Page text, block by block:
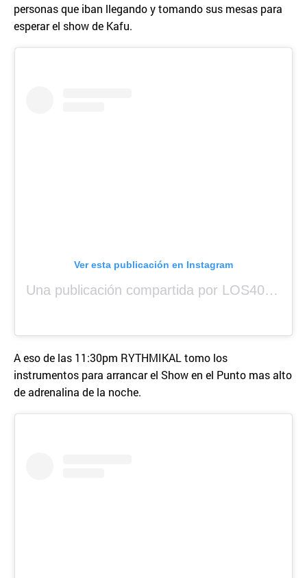
personas que iban llegando y tomando sus mesas para
esperar el show de Kafu.
Ver esta publicación en Instagram
Una publicación compartida por LOS40 Panamá (@los40panama)
A eso de las 11:30pm RYTHMIKAL tomo los
instrumentos para arrancar el Show en el Punto mas alto
de adrenalina de la noche.